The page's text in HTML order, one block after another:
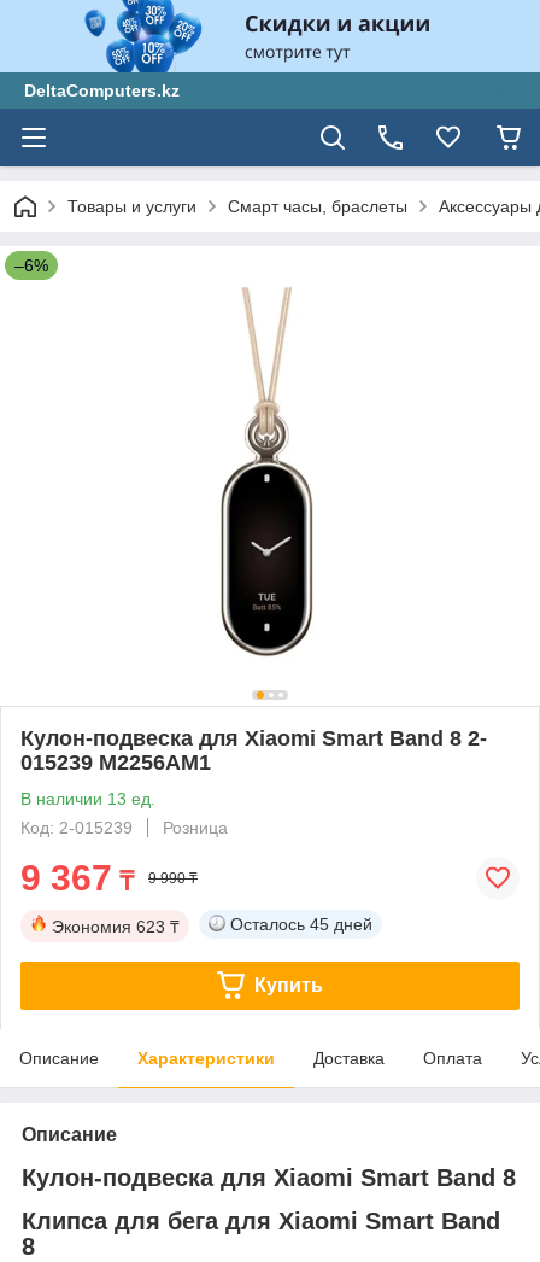
DeltaComputers.kz
Товары и услуги Смарт часы, браслеты Аксессуары
–6%
Кулон-подвеска для Xiaomi Smart Band 8 2-
015239 M2256AM1
В наличии 13 ед.
Код: 2-015239
Розница
9 367 ₸ 9 990 ₸
Экономия 623 ₸ Осталось 45 дней
Купить
Описание Характеристики Доставка Оплата
Описание
Кулон-подвеска для Xiaomi Smart Band 8
Клипса для бега для Xiaomi Smart Band
8